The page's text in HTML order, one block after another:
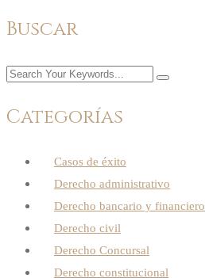
Buscar
Categorías
Casos de éxito
Derecho administrativo
Derecho bancario y financiero
Derecho civil
Derecho Concursal
Derecho constitucional